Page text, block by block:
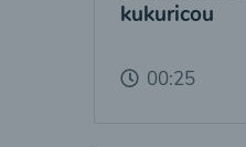
kukuricou
00:25